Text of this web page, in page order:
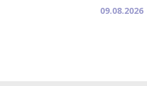
09.08.2026